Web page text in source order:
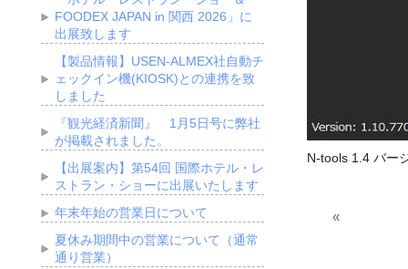
N-tools 1.4 バー
«
FOODEX JAPAN in 関西 2026」に
出展致します
【製品情報】USEN-ALMEX社自動チ
ェックイン機(KIOSK)との連携を致
しました
『観光経済新聞』 1月5日号に弊社
が掲載されました。
【出展案内】第54回 国際ホテル・レ
ストラン・ショーに出展いたします
年末年始の営業日について
夏休み期間中の営業について（通常
通り営業）